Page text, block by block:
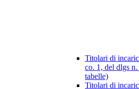
Titolari di
co. 1, del dlgs
tabelle)
Titolari di